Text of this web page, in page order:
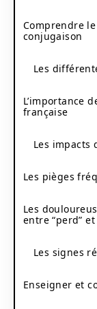
Comprendre
conjugaison
Les
L’importance
française
Les impacts
Les pièges
Les
entre “perd” et
Les signes
Enseigner et